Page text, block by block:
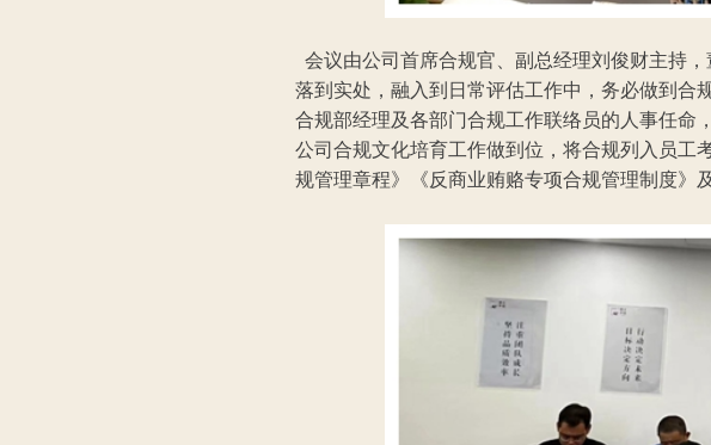
会议由公司首席合规官、副总经理刘俊财主持
落到实处，融入到日常评估工作中，务必做到合
合规部经理及各部门合规工作联络员的人事任命
公司合规文化培育工作做到位，将合规列入员工
规管理章程》《反商业贿赂专项合规管理制度》